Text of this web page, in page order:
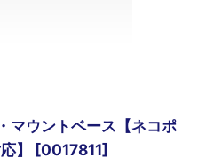
マウントベース【ネコポ
】 [0017811]